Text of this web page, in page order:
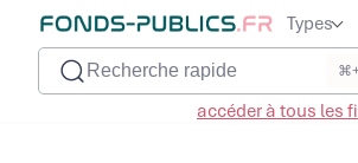
Types
Recherche rapide
accéder à tous les